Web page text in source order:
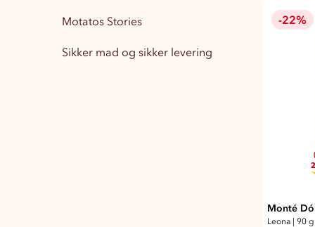
Boligindretning
Træningstøj Herre
Motatos Stories
Sikker mad og sikker levering
-22%
Monté
Leona | 90 g